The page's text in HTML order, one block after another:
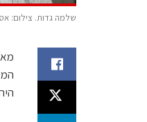
שלמה גדות. צילום: